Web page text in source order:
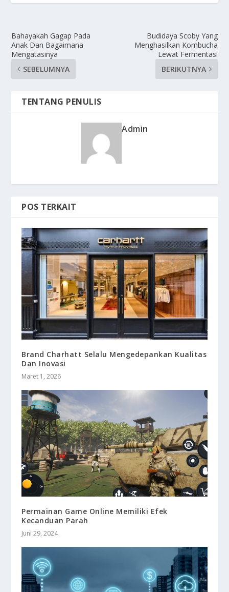
Bahayakah Gagap Pada
Anak Dan Bagaimana
Mengatasinya
SEBELUMNYA
Budidaya Scoby Yang
Menghasilkan Kombucha
Lewat Fermentasi
BERIKUTNYA
TENTANG PENULIS
Admin
POS TERKAIT
Brand Charhatt Selalu Mengedepankan Kualitas
Dan Inovasi
Maret 1, 2026
Permainan Game Online Memiliki Efek
Kecanduan Parah
Juni 29, 2024